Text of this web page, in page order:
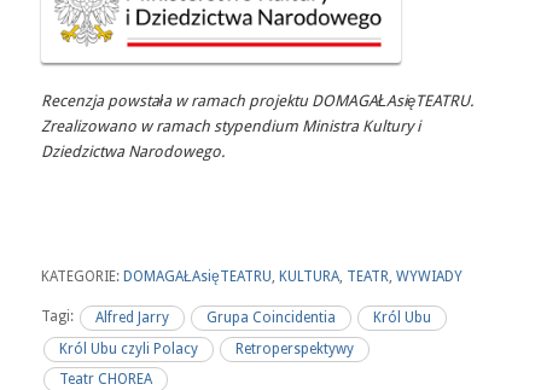
Recenzja powstała w ramach projektu DOMAGAŁAsięTEATRU.
Zrealizowano w ramach stypendium Ministra Kultury i
Dziedzictwa Narodowego.
KATEGORIE: DOMAGAŁAsięTEATRU, KULTURA, TEATR, WYWIADY
Tagi: Alfred Jarry Grupa Coincidentia
Król Ubu
Król Ubu czyli Polacy
Retroperspektywy
Teatr CHOREA